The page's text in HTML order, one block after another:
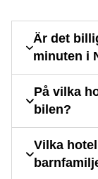
Är det
minuten i
På vilka
bilen?
Vilka